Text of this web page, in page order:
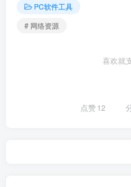
PC软件工具
# 网络资源
喜欢就
点赞12